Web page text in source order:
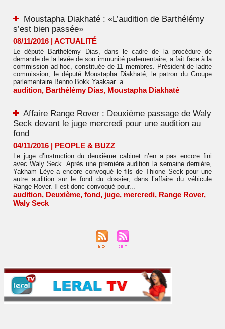
Moustapha Diakhaté : «L’audition de Barthélémy
s’est bien passée»
08/11/2016 | ACTUALITÉ
Le député Barthélémy Dias, dans le cadre de la procédure de
demande de la levée de son immunité parlementaire, a fait face à la
commission ad hoc, constituée de 11 membres. Président de ladite
commission, le député Moustapha Diakhaté, le patron du Groupe
parlementaire Benno Bokk Yaakaar a...
audition, Barthélémy Dias, Moustapha Diakhaté
Affaire Range Rover : Deuxième passage de Waly
Seck devant le juge mercredi pour une audition au
fond
04/11/2016 | PEOPLE & BUZZ
Le juge d’instruction du deuxième cabinet n’en a pas encore fini
avec Waly Seck. Après une première audition la semaine dernière,
Yakham Lèye a encore convoqué le fils de Thione Seck pour une
autre audition sur le fond du dossier, dans l’affaire du véhicule
Range Rover. Il est donc convoqué pour...
audition, Deuxième, fond, juge, mercredi, Range Rover,
Waly Seck